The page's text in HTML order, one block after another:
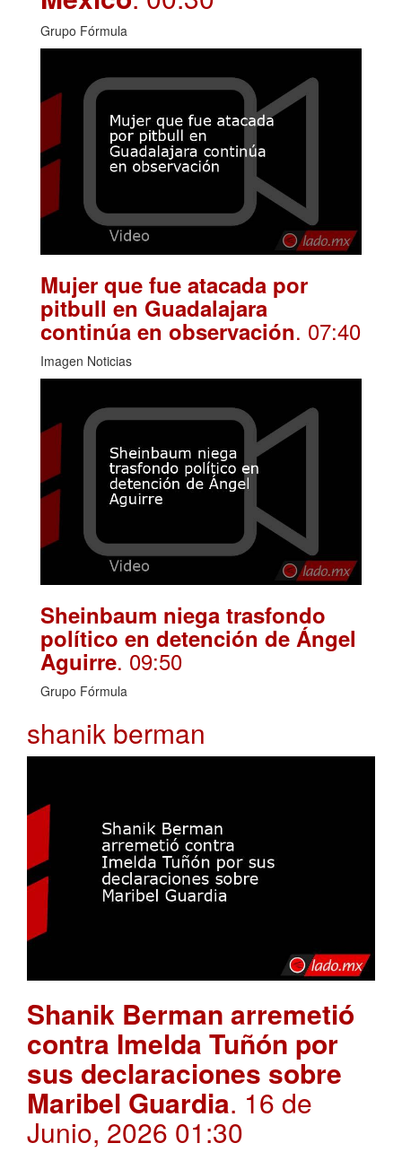
Grupo Fórmula
Mujer que fue atacada por
pitbull en Guadalajara
continúa en observación. 07:40
Imagen Noticias
Sheinbaum niega trasfondo
político en detención de Ángel
Aguirre. 09:50
Grupo Fórmula
shanik berman
Shanik Berman arremetió
contra Imelda Tuñón por
sus declaraciones sobre
Maribel Guardia. 16 de
Junio, 2026 01:30